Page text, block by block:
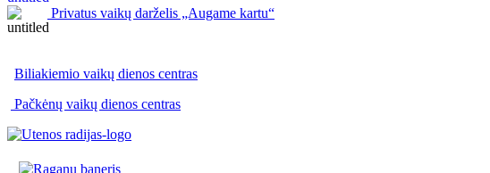
Privatus vaikų darželis „Augame kartu“
Biliakiemio vaikų dienos centras
Pačkėnų vaikų dienos centras